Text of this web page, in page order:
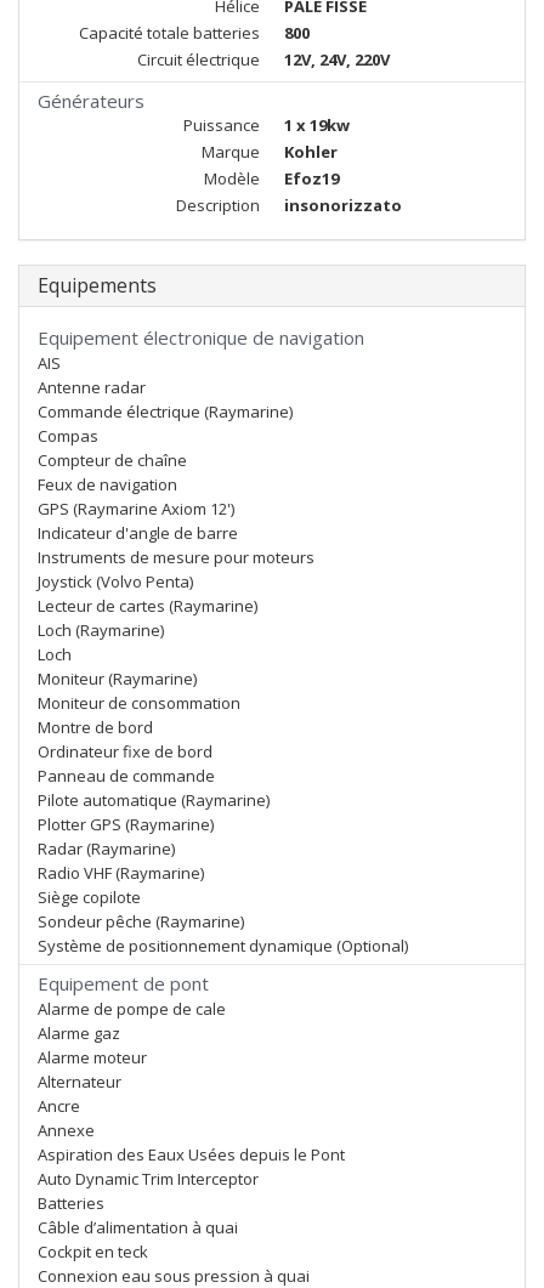
Hélice
PALE FISSE
Capacité totale batteries
800
Circuit électrique
12V, 24V, 220V
Générateurs
Puissance
1 x 19kw
Marque
Kohler
Modèle
Efoz19
Description
insonorizzato
Equipements
Equipement électronique de navigation
AIS
Antenne radar
Commande électrique (Raymarine)
Compas
Compteur de chaîne
Feux de navigation
GPS (Raymarine Axiom 12')
Indicateur d'angle de barre
Instruments de mesure pour moteurs
Joystick (Volvo Penta)
Lecteur de cartes (Raymarine)
Loch (Raymarine)
Loch
Moniteur (Raymarine)
Moniteur de consommation
Montre de bord
Ordinateur fixe de bord
Panneau de commande
Pilote automatique (Raymarine)
Plotter GPS (Raymarine)
Radar (Raymarine)
Radio VHF (Raymarine)
Siège copilote
Sondeur pêche (Raymarine)
Système de positionnement dynamique (Optional)
Equipement de pont
Alarme de pompe de cale
Alarme gaz
Alarme moteur
Alternateur
Ancre
Annexe
Aspiration des Eaux Usées depuis le Pont
Auto Dynamic Trim Interceptor
Batteries
Câble d’alimentation à quai
Cockpit en teck
Connexion eau sous pression à quai